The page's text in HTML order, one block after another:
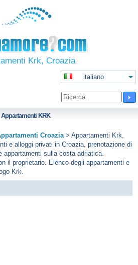
Krk, Croazia
italiano
Appartamenti KRK
Croazia> Appartamenti Krk,
e alloggi privati in Croazia, prenotazione di
appartamenti sulla costa adriatica.
il proprietario. Elenco degli appartamenti e
Krk.